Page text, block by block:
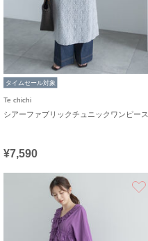
タイムセール対象
Te chichi
シアーファブリックチュニックワンピース
¥7,590